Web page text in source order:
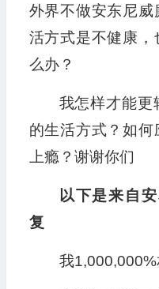
外界不做安东尼威
活方式是不健康
么办？
我怎样才能更
的生活方式？如
上瘾？谢谢你们
以下是来自
复
我1,000,000%